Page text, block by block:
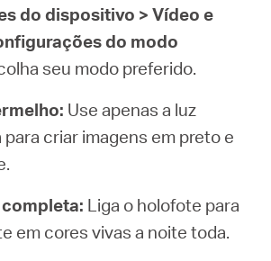
do dispositivo > Vídeo e
do modo
seu modo preferido.
Use apenas a luz
criar imagens em preto e
Liga o holofote para
em cores vivas a noite toda.